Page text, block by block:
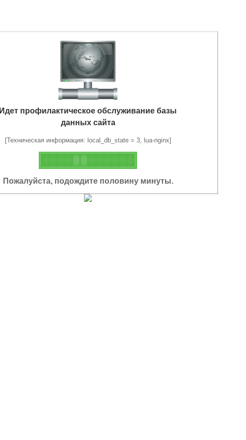
Идет профилактическое обслуживание базы
данных сайта
[Техническая информация: local_db_state = 3, lua-nginx]
Пожалуйста, подождите половину минуты.